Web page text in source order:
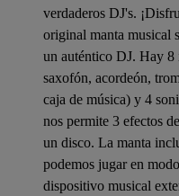
verdaderos DJ's.
original manta musical
un auténtico DJ. Hay 8
saxofón, acordeón,
caja de música) y 4
nos permite 3 efectos
un disco. La manta
podemos jugar en
dispositivo musical